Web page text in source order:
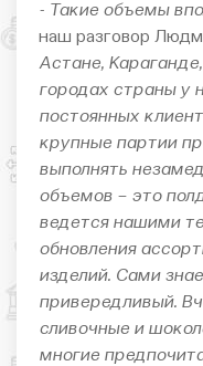
- Такие объемы
наш разговор
Астане,
городах страны у
постоянных
крупные партии
выполнять
объемов – это
ведется нашими
обновления
изделий. Сами
привередливый.
сливочные и
многие